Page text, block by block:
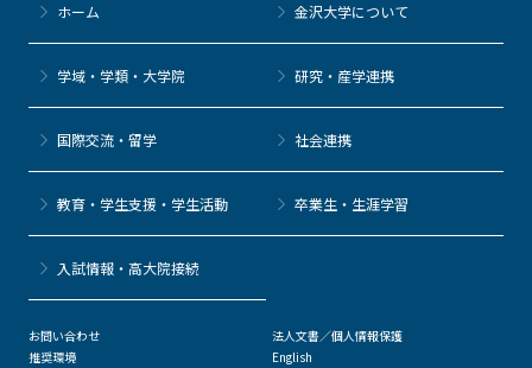
ホーム 金沢大学について
学域・学類・大学院 研究・産学連携
国際交流・留学 社会連携
教育・学生支援・学生活動 卒業生・生涯学習
⼊試情報・高大院接続
お問い合わせ
推奨環境
法人文書／個人情報保護
English